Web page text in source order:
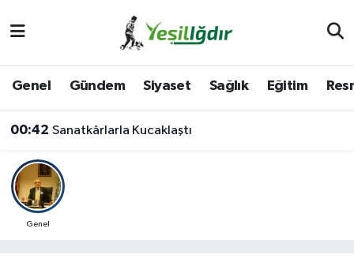
Genel Gündem Siyaset Sağlık Eğitim
00:42 Sanatkârlarla Kucaklaştı
Genel
Iğdır Trafik Yoğunluk Haritası
Süper Lig Puan Durumu ve Fikstür